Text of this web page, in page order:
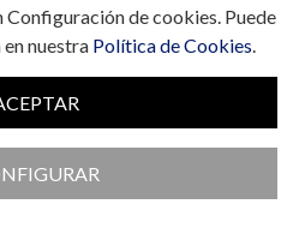
Configuración de cookies. Puede
nuestra Política de Cookies.
o no conocen el informe previo
2013, y que este artículo
las características de la
así como el procedimiento a
a vuestra disposición en el
web: